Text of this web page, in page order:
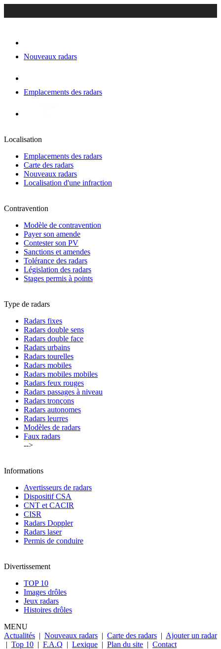
Nouveaux radars
Emplacements des radars
Localisation
Emplacements des radars
Carte des radars
Nouveaux radars
Localisation d'une infraction
Contravention
Modèle de contravention
Payer son amende
Contester son PV
Sanctions et amendes
Tolérance des radars
Législation des radars
Stages permis à points
Type de radars
Radars fixes
Radars double sens
Radars double face
Radars urbains
Radars tourelles
Radars mobiles
Radars mobiles mobiles
Radars feux rouges
Radars passages à niveau
Radars tronçons
Radars autonomes
Radars leurres
Modèles de radars
Faux radars
-->
Informations
Avertisseurs de radars
Dispositif CSA
CNT et CACIR
CISR
Radars Doppler
Radars laser
Permis de conduire
Divertissement
TOP 10
Images drôles
Jeux radars
Histoires drôles
MENU
Actualités | Nouveaux radars | Carte des radars | Ajouter un radar
| Top 10 | F.A.Q | Lexique | Plan du site | Contact